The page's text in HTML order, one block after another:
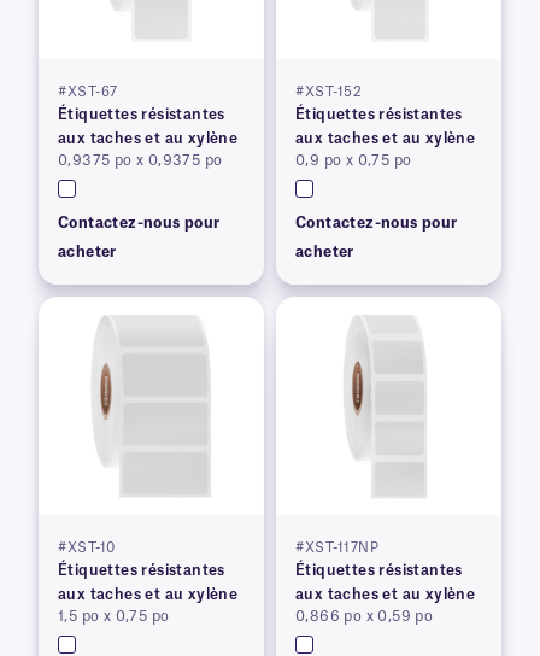
#XST-67
Étiquettes résistantes
aux taches et au xylène
0,9375 po x 0,9375 po
Contactez-nous pour
acheter
#XST-152
Étiquettes résistantes
aux taches et au xylène
0,9 po x 0,75 po
Contactez-nous pour
acheter
#XST-10
Étiquettes résistantes
aux taches et au xylène
1,5 po x 0,75 po
#XST-117NP
Étiquettes résistantes
aux taches et au xylène
0,866 po x 0,59 po